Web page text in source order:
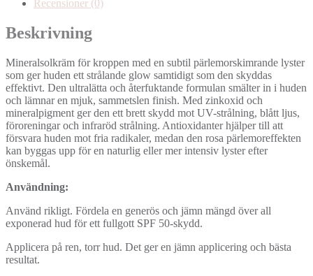
mängd
Recensioner (0)
Beskrivning
Mineralsolkräm för kroppen med en subtil pärlemorskimrande lyster
som ger huden ett strålande glow samtidigt som den skyddas
effektivt. Den ultralätta och återfuktande formulan smälter in i huden
och lämnar en mjuk, sammetslen finish. Med zinkoxid och
mineralpigment ger den ett brett skydd mot UV-strålning, blått ljus,
föroreningar och infraröd strålning. Antioxidanter hjälper till att
försvara huden mot fria radikaler, medan den rosa pärlemoreffekten
kan byggas upp för en naturlig eller mer intensiv lyster efter
önskemål.
Användning:
Använd rikligt. Fördela en generös och jämn mängd över all
exponerad hud för ett fullgott SPF 50-skydd.
Applicera på ren, torr hud. Det ger en jämn applicering och bästa
resultat.